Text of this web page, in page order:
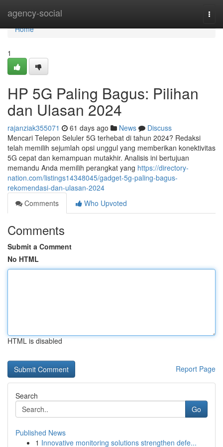
agency-social
Home
Home
1
HP 5G Paling Bagus: Pilihan
dan Ulasan 2024
rajanziak355071 61 days ago News
Discuss
Mencari Telepon Seluler 5G terhebat di tahun 2024? Redaksi
telah memilih sejumlah opsi unggul yang memberikan konektivitas
5G cepat dan kemampuan mutakhir. Analisis ini bertujuan
memandu Anda memilih perangkat yang https://directory-
nation.com/listings14348045/gadget-5g-paling-bagus-
rekomendasi-dan-ulasan-2024
Comments
Who Upvoted
Comments
Submit a Comment
No HTML
HTML is disabled
Report Page
Search
Go
Published News
1 Innovative monitoring solutions strengthen defe...